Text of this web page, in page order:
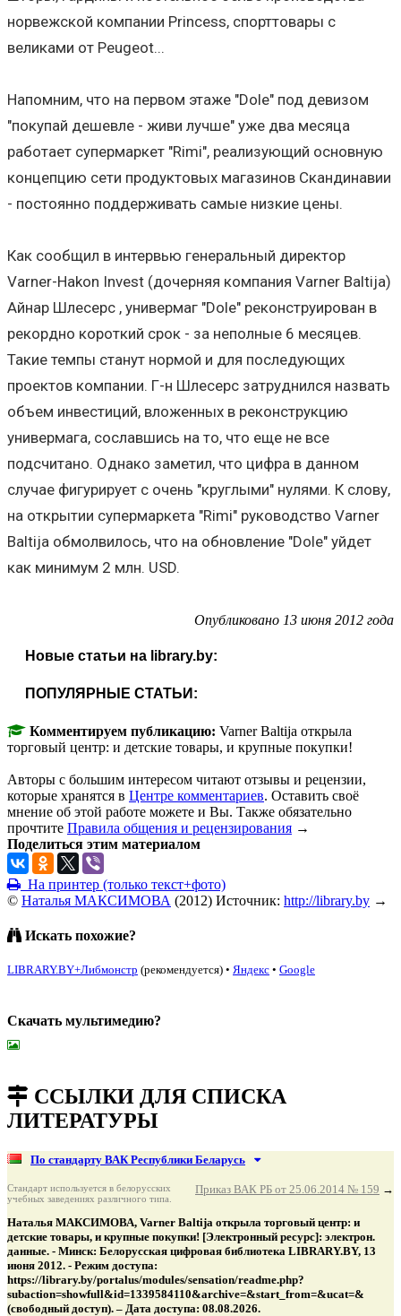
норвежской компании Princess, спорттовары с
великами от Peugeot...
Напомним, что на первом этаже "Dole" под девизом
"покупай дешевле - живи лучше" уже два месяца
работает супермаркет "Rimi", реализующий основную
концепцию сети продуктовых магазинов Скандинавии
- постоянно поддерживать самые низкие цены.
Как сообщил в интервью генеральный директор
Varner-Hakon Invest (дочерняя компания Varner Baltija)
Айнар Шлесерс , универмаг "Dole" реконструирован в
рекордно короткий срок - за неполные 6 месяцев.
Такие темпы станут нормой и для последующих
проектов компании. Г-н Шлесерс затруднился назвать
объем инвестиций, вложенных в реконструкцию
универмага, сославшись на то, что еще не все
подсчитано. Однако заметил, что цифра в данном
случае фигурирует с очень "круглыми" нулями. К слову,
на открытии супермаркета "Rimi" руководство Varner
Baltija обмолвилось, что на обновление "Dole" уйдет
как минимум 2 млн. USD.
Опубликовано 13 июня 2012 года
Новые статьи на library.by:
ПОПУЛЯРНЫЕ СТАТЬИ:
Комментируем публикацию: Varner Baltija открыла
торговый центр: и детские товары, и крупные покупки!
Авторы с большим интересом читают отзывы и рецензии,
которые хранятся в Центре комментариев. Оставить своё
мнение об этой работе можете и Вы. Также обязательно
прочтите Правила общения и рецензирования →
Поделиться этим материалом
На принтер (только текст+фото)
© Наталья МАКСИМОВА (2012) Источник: http://library.by →
Искать похожие?
LIBRARY.BY+Либмонстр (рекомендуется) • Яндекс • Google
Скачать мультимедию?
ССЫЛКИ ДЛЯ СПИСКА
ЛИТЕРАТУРЫ
По стандарту ВАК Республики Беларусь
Приказ ВАК РБ от 25.06.2014 № 159 →
Стандарт используется в белорусских
учебных заведениях различного типа.
Наталья МАКСИМОВА, Varner Baltija открыла торговый центр: и
детские товары, и крупные покупки! [Электронный ресурс]: электрон.
данные. - Минск: Белорусская цифровая библиотека LIBRARY.BY, 13
июня 2012. - Режим доступа:
https://library.by/portalus/modules/sensation/readme.php?
subaction=showfull&id=1339584110&archive=&start_from=&ucat=&
(свободный доступ). – Дата доступа: 08.08.2026.